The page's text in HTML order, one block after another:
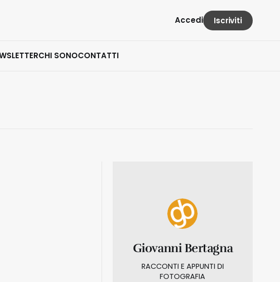
CHI SONOCONTATTI
Accedi Iscriviti
Giovanni Bertagna
RACCONTI E APPUNTI DI
FOTOGRAFIA